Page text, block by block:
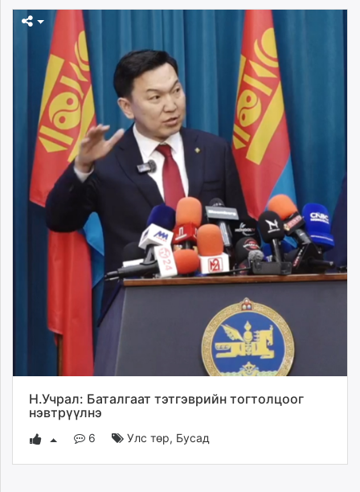
Н.Учрал: Баталгаат тэтгэврийн тогтолцоог
нэвтрүүлнэ
6 Улс төр, Бусад